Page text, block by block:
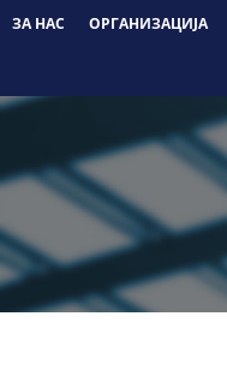
ЗА НАС ОРГАНИЗАЦИЈА